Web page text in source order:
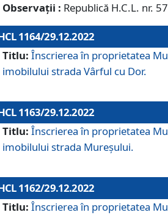
Observații : Republică H.C.L. nr.
1164/29.12.2022
Titlu: Înscrierea în proprietatea
imobilului strada Vârful cu Dor.
1163/29.12.2022
Titlu: Înscrierea în proprietatea
imobilului strada Mureșului.
1162/29.12.2022
Titlu: Înscrierea în proprietatea